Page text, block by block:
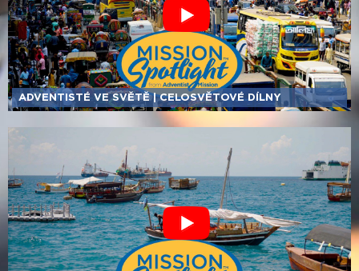
ADVENTISTÉ VE SVĚTĚ | CELOSVĚTOVÉ DÍLNY